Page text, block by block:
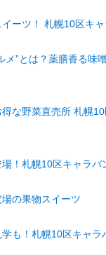
ーツ！ 札幌10区キ
メ”とは？薬膳香る味
な野菜直売所 札幌
！札幌10区キャラバ
の果物スイーツ
も！札幌10区キャラ